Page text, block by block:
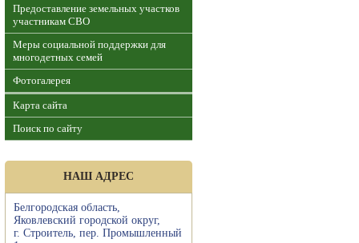
Предоставление земельных участков
участникам СВО
Меры социальной поддержки для
многодетных семей
Фотогалерея
Карта сайта
Поиск по сайту
НАШ АДРЕС
Белгородская область,
Яковлевский городской округ,
г. Строитель, пер. Промышленный